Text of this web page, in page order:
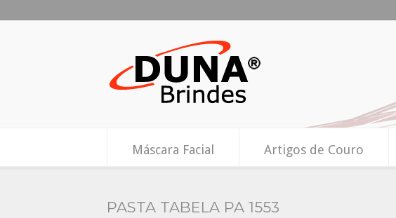
Máscara Facial Artigos de Couro
PASTA TABELA PA 1553